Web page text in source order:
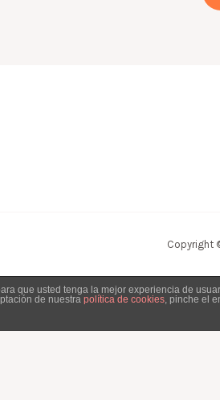
Copyright
que usted tenga la mejor experiencia de
de nuestra política de cookies, pinche el